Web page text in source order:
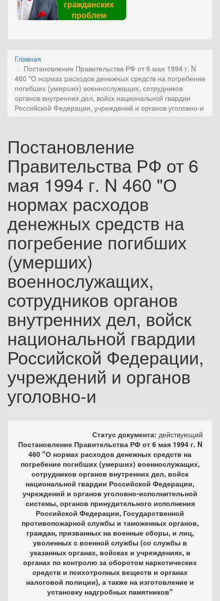
гражданских
проблем
Главная
Постановление Правительства РФ от 6 мая 1994 г. N
460 "О нормах расходов денежных средств на погребение
погибших (умерших) военнослужащих, сотрудников
органов внутренних дел, войск национальной гвардии
Российской Федерации, учреждений и органов уголовно-и
Постановление
Правительства РФ от 6
мая 1994 г. N 460 "О
нормах расходов
денежных средств на
погребение погибших
(умерших)
военнослужащих,
сотрудников органов
внутренних дел, войск
национальной гвардии
Российской Федерации,
учреждений и органов
уголовно-и
Статус документа: действующий
Постановление Правительства РФ от 6 мая 1994 г. N
460 "О нормах расходов денежных средств на
погребение погибших (умерших) военнослужащих,
сотрудников органов внутренних дел, войск
национальной гвардии Российской Федерации,
учреждений и органов уголовно-исполнительной
системы, органов принудительного исполнения
Российской Федерации, Государственной
противопожарной службы и таможенных органов,
граждан, призванных на военные сборы, и лиц,
уволенных с военной службы (со службы в
указанных органах, войсках и учреждениях, в
органах по контролю за оборотом наркотических
средств и психотропных веществ и органах
налоговой полиции), а также на изготовление и
установку надгробных памятников"